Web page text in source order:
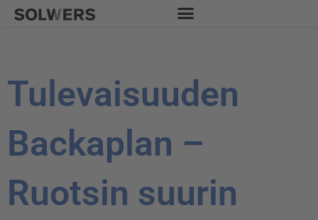
Siirry
Tulevaisuuden
Backaplan –
Ruotsin suurin